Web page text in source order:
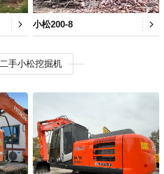
小松200-8
二手小松挖掘机